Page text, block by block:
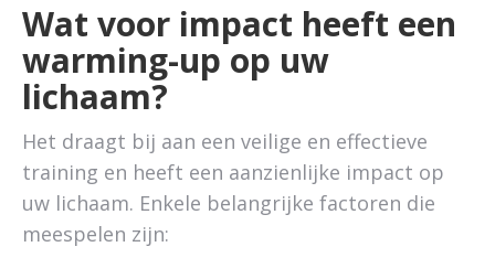
Wat voor impact heeft een
warming-up op uw
lichaam?
Het draagt bij aan een veilige en effectieve
training en heeft een aanzienlijke impact op
uw lichaam. Enkele belangrijke factoren die
meespelen zijn: